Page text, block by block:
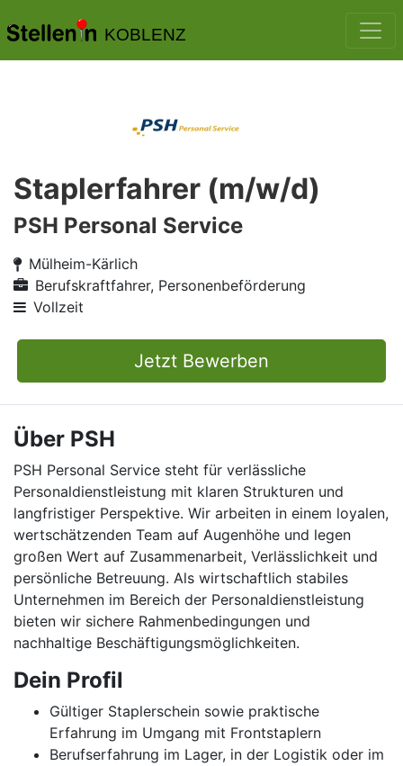
KOBLENZ
Staplerfahrer (m/w/d)
PSH Personal Service
Mülheim-Kärlich
Berufskraftfahrer, Personenbeförderung
Vollzeit
Jetzt Bewerben
Über PSH
PSH Personal Service steht für verlässliche
Personaldienstleistung mit klaren Strukturen und
langfristiger Perspektive. Wir arbeiten in einem loyalen,
wertschätzenden Team auf Augenhöhe und legen
großen Wert auf Zusammenarbeit, Verlässlichkeit und
persönliche Betreuung. Als wirtschaftlich stabiles
Unternehmen im Bereich der Personaldienstleistung
bieten wir sichere Rahmenbedingungen und
nachhaltige Beschäftigungsmöglichkeiten.
Dein Profil
Gültiger Staplerschein sowie praktische
Erfahrung im Umgang mit Frontstaplern
Berufserfahrung im Lager, in der Logistik oder im